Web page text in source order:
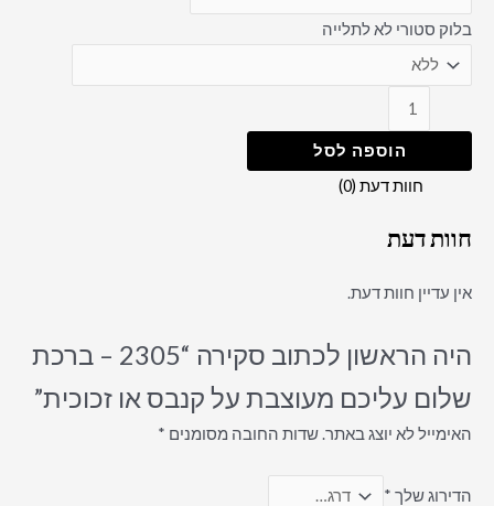
בלוק סטורי לא לתלייה
הוספה לסל
חוות דעת (0)
חוות דעת
אין עדיין חוות דעת.
היה הראשון לכתוב סקירה “2305 – ברכת
שלום עליכם מעוצבת על קנבס או זכוכית”
האימייל לא יוצג באתר.שדות החובה מסומנים *
הדירוג שלך *